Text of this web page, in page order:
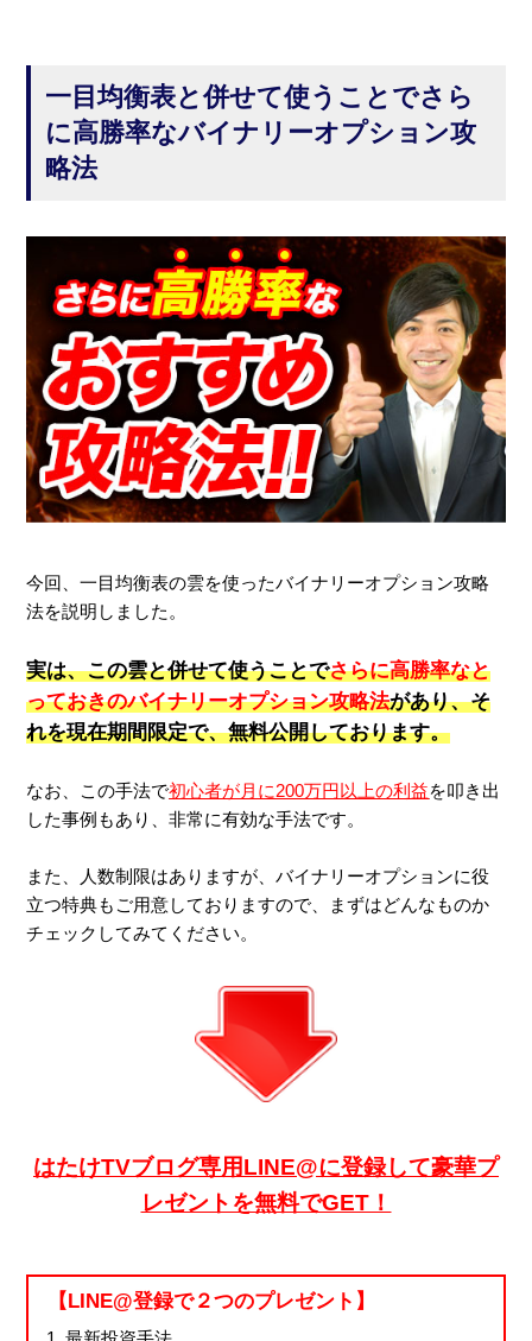
一目均衡表と併せて使うことでさら
に高勝率なバイナリーオプション攻
略法
今回、一目均衡表の雲を使ったバイナリーオプション攻略
法を説明しました。
実は、この雲と併せて使うことでさらに高勝率なと
っておきのバイナリーオプション攻略法があり、そ
れを現在期間限定で、無料公開しております。
なお、この手法で初心者が月に200万円以上の利益を叩き出
した事例もあり、非常に有効な手法です。
また、人数制限はありますが、バイナリーオプションに役
立つ特典もご用意しておりますので、まずはどんなものか
チェックしてみてください。
はたけTVブログ専用LINE@に登録して豪華プ
レゼントを無料でGET！
【LINE@登録で２つのプレゼント】